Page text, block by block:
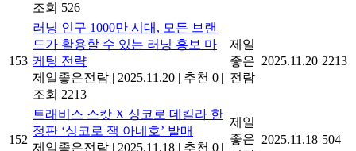
조회 526
153
러닝 인구 1000만 시대, 모든 브랜
드가 활용할 수 있는 러닝 홍보 마
케팅 전략
제일좋은전람 | 2025.11.20 | 추천 0 |
조회 2213
제일
좋은
전람
2025.11.20 2213
152
트래비스 스캇 X 싱코로 데킬라 한
정판 ‘싱코로 잭 아네호’ 발매
제일좋은전람 | 2025.11.18 | 추천 0 |
제일
좋은 2025.11.18 504